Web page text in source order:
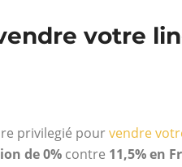
votre
privilegié pourvendre
de 0% contre 11,5% en